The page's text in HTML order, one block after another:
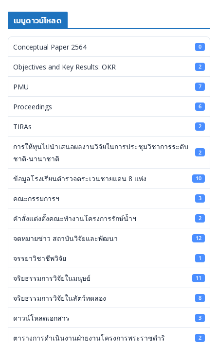
เมนูดาวน์โหลด
Conceptual Paper 2564 0
Objectives and Key Results: OKR 2
PMU 7
Proceedings 6
TIRAs 2
การให้ทุนไปนำเสนอผลงานวิจัยในการประชุมวิชาการระดับ
ชาติ-นานาชาติ
2
ข้อมูลโรงเรียนตำรวจตระเวนชายแดน 8 แห่ง 10
คณะกรรมการฯ 3
คำสั่งแต่งตั้งคณะทำงานโครงการรักษ์น้ำฯ 2
จดหมายข่าว สถาบันวิจัยและพัฒนา 12
จรรยาวิชาชีพวิจัย 1
จริยธรรมการวิจัยในมนุษย์ 11
จริยธรรมการวิจัยในสัตว์ทดลอง 8
ดาวน์โหลดเอกสาร 3
ตารางการดำเนินงานฝ่ายงานโครงการพระราชดำริ 2